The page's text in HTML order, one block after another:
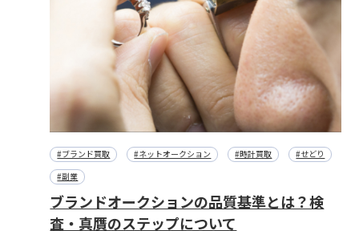
#ブランド買取 #ネットオークション #時計買取
#せどり
#副業
ブランドオークションの品質基準とは？検
査・真贋のステップについて